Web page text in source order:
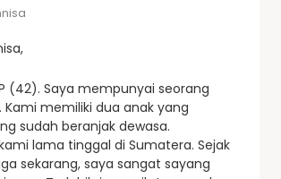
(42). Saya mempunyai seorang
Kami memiliki dua anak yang
sudah beranjak dewasa.
lama tinggal di Sumatera. Sejak
sekarang, saya sangat sayang